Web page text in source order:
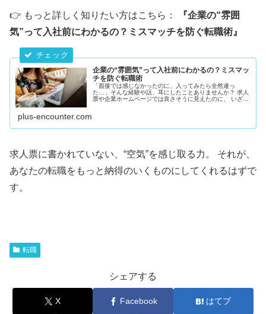
👉 もっと詳しく知りたい方はこちら：
『企業の“雰囲
気”って入社前にわかるの？ミスマッチを防ぐ転職術』
企業の“雰囲気”って入社前にわかるの？ミスマッ
チを防ぐ転職術
「面接では感じなかったのに、入ってみたら全然違っ
た…」そんな経験や話、耳にしたことありませんか？ 求人
票や企業ホームページでは良さそうに見えたのに、 いざ働
plus-encounter.com
求人票に書かれていない、“空気”を感じ取る力。 それが、
あなたの転職をもっと納得のいくものにしてくれるはずで
す。
転職
シェアする
X Facebook はてブ